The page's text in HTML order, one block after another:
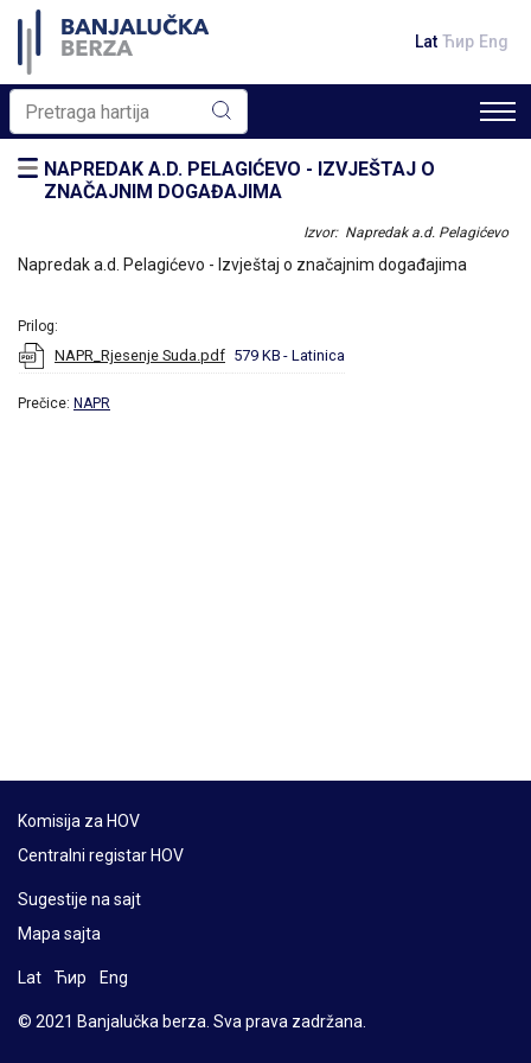
Lat Ћир Eng
NAPREDAK A.D. PELAGIĆEVO - IZVJEŠTAJ O
ZNAČAJNIM DOGAĐAJIMA
Izvor: Napredak a.d. Pelagićevo
Napredak a.d. Pelagićevo - Izvještaj o značajnim događajima
Prilog:
NAPR_Rjesenje Suda.pdf 579 KB - Latinica
Prečice: NAPR
Komisija za HOV
Centralni registar HOV
Sugestije na sajt
Mapa sajta
Lat Ћир Eng
© 2021 Banjalučka berza. Sva prava zadržana.